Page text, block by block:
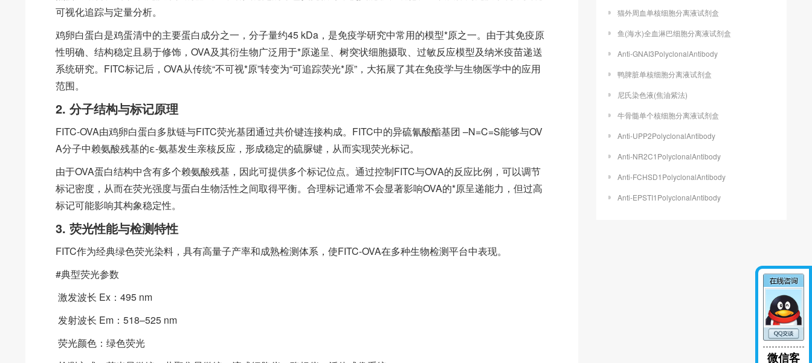
可视化追踪与定量分析。
鸡卵白蛋白是鸡蛋清中的主要蛋白成分之一，分子量约45 kDa，是免疫学研究中常用的模型*原之一。由于其免疫原
性明确、结构稳定且易于修饰，OVA及其衍生物广泛用于*原递呈、树突状细胞摄取、过敏反应模型及纳米疫苗递送
系统研究。FITC标记后，OVA从传统“不可视*原”转变为“可追踪荧光*原”，大拓展了其在免疫学与生物医学中的应用
范围。
2. 分子结构与标记原理
FITC-OVA由鸡卵白蛋白多肽链与FITC荧光基团通过共价键连接构成。FITC中的异硫氰酸酯基团 –N=C=S能够与OV
A分子中赖氨酸残基的ε-氨基发生亲核反应，形成稳定的硫脲键，从而实现荧光标记。
由于OVA蛋白结构中含有多个赖氨酸残基，因此可提供多个标记位点。通过控制FITC与OVA的反应比例，可以调节
标记密度，从而在荧光强度与蛋白生物活性之间取得平衡。合理标记通常不会显著影响OVA的*原呈递能力，但过高
标记可能影响其构象稳定性。
3. 荧光性能与检测特性
FITC作为经典绿色荧光染料，具有高量子产率和成熟检测体系，使FITC-OVA在多种生物检测平台中表现。
#典型荧光参数
激发波长 Ex：495 nm
发射波长 Em：518–525 nm
荧光颜色：绿色荧光
猫外周血单核细胞分离液试剂盒
鱼(海水)全血淋巴细胞分离液试剂盒
Anti-GNAI3PolyclonalAntibody
鸭脾脏单核细胞分离液试剂盒
尼氏染色液(焦油紫法)
牛骨髓单个核细胞分离液试剂盒
Anti-UPP2PolyclonalAntibody
Anti-NR2C1PolyclonalAntibody
Anti-FCHSD1PolyclonalAntibody
Anti-EPSTI1PolyclonalAntibody
微信客